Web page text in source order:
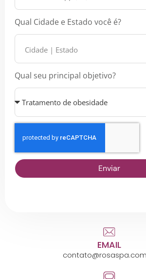
Qual Cidade e Estado você é?
Qual seu principal objetivo?
Enviar
EMAIL